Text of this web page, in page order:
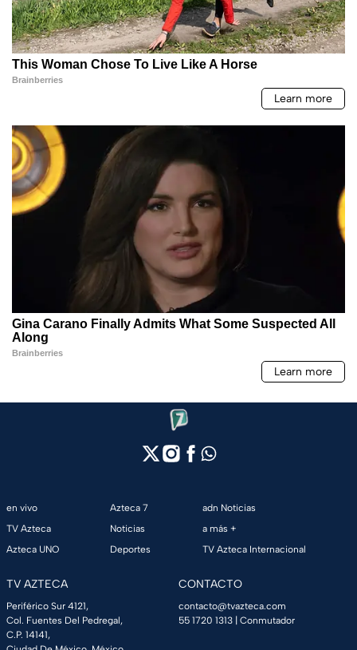
en vivo
TV Azteca
Azteca UNO
Azteca 7
Noticias
Deportes
adn Noticias
a más +
TV Azteca Internacional
TV AZTECA
Periférico Sur 4121,
Col. Fuentes Del Pedregal,
C.P. 14141,
CONTACTO
contacto@tvazteca.com
55 1720 1313 | Conmutador